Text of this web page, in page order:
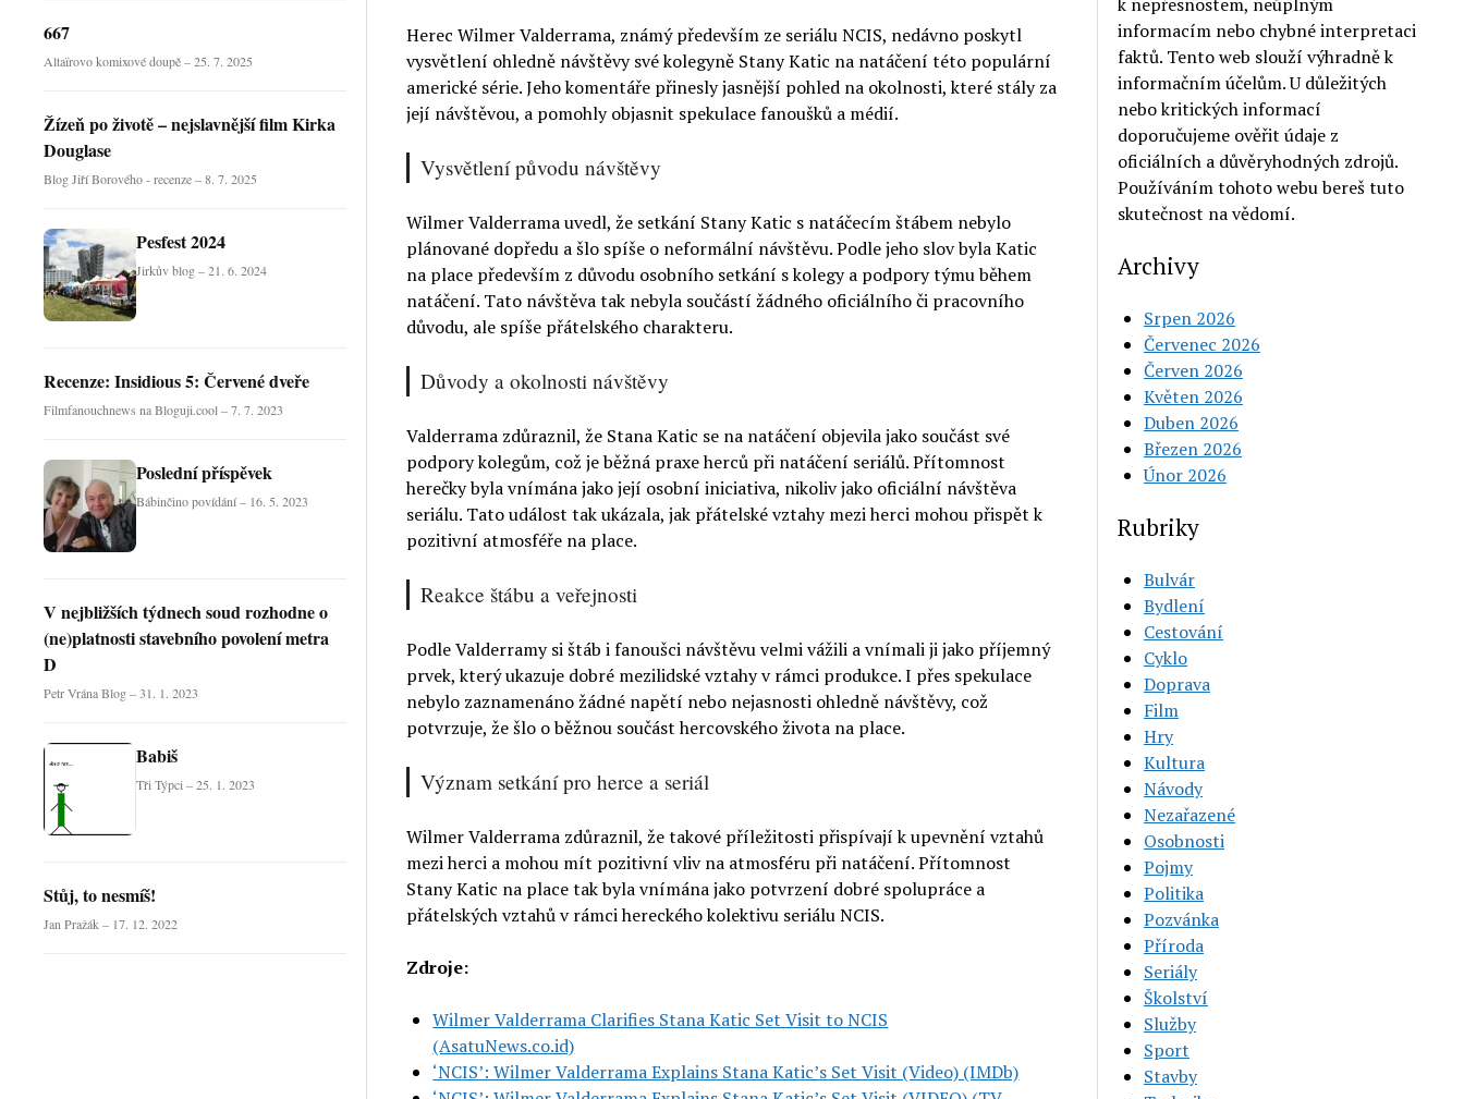
667
Altaïrovo komixové doupě – 25. 7. 2025
Žízeň po životě – nejslavnější film Kirka
Douglase
Blog Jiří Borového - recenze – 8. 7. 2025
Pesfest 2024
Jirkův blog – 21. 6. 2024
Recenze: Insidious 5: Červené dveře
Filmfanouchnews na Bloguji.cool – 7. 7. 2023
Poslední příspěvek
Bábinčino povídání – 16. 5. 2023
V nejbližších týdnech soud rozhodne o
(ne)platnosti stavebního povolení metra
D
Petr Vrána Blog – 31. 1. 2023
Babiš
Tři Týpci – 25. 1. 2023
Stůj, to nesmíš!
Jan Pražák – 17. 12. 2022
Herec Wilmer Valderrama, známý především ze seriálu NCIS, nedávno poskytl
vysvětlení ohledně návštěvy své kolegyně Stany Katic na natáčení této populární
americké série. Jeho komentáře přinesly jasnější pohled na okolnosti, které stály za
její návštěvou, a pomohly objasnit spekulace fanoušků a médií.
Vysvětlení původu návštěvy
Wilmer Valderrama uvedl, že setkání Stany Katic s natáčecím štábem nebylo
plánované dopředu a šlo spíše o neformální návštěvu. Podle jeho slov byla Katic
na place především z důvodu osobního setkání s kolegy a podpory týmu během
natáčení. Tato návštěva tak nebyla součástí žádného oficiálního či pracovního
důvodu, ale spíše přátelského charakteru.
Důvody a okolnosti návštěvy
Valderrama zdůraznil, že Stana Katic se na natáčení objevila jako součást své
podpory kolegům, což je běžná praxe herců při natáčení seriálů. Přítomnost
herečky byla vnímána jako její osobní iniciativa, nikoliv jako oficiální návštěva
seriálu. Tato událost tak ukázala, jak přátelské vztahy mezi herci mohou přispět k
pozitivní atmosféře na place.
Reakce štábu a veřejnosti
Podle Valderramy si štáb i fanoušci návštěvu velmi vážili a vnímali ji jako příjemný
prvek, který ukazuje dobré mezilidské vztahy v rámci produkce. I přes spekulace
nebylo zaznamenáno žádné napětí nebo nejasnosti ohledně návštěvy, což
potvrzuje, že šlo o běžnou součást hercovského života na place.
Význam setkání pro herce a seriál
Wilmer Valderrama zdůraznil, že takové příležitosti přispívají k upevnění vztahů
mezi herci a mohou mít pozitivní vliv na atmosféru při natáčení. Přítomnost
Stany Katic na place tak byla vnímána jako potvrzení dobré spolupráce a
přátelských vztahů v rámci hereckého kolektivu seriálu NCIS.
Zdroje:
Wilmer Valderrama Clarifies Stana Katic Set Visit to NCIS
(AsatuNews.co.id)
‘NCIS’: Wilmer Valderrama Explains Stana Katic’s Set Visit (Video) (IMDb)
informacím nebo chybné interpretaci
faktů. Tento web slouží výhradně k
informačním účelům. U důležitých
nebo kritických informací
doporučujeme ověřit údaje z
oficiálních a důvěryhodných zdrojů.
Používáním tohoto webu bereš tuto
skutečnost na vědomí.
Archivy
Srpen 2026
Červenec 2026
Červen 2026
Květen 2026
Duben 2026
Březen 2026
Únor 2026
Rubriky
Bulvár
Bydlení
Cestování
Cyklo
Doprava
Film
Hry
Kultura
Návody
Nezařazené
Osobnosti
Pojmy
Politika
Pozvánka
Příroda
Seriály
Školství
Služby
Sport
Stavby